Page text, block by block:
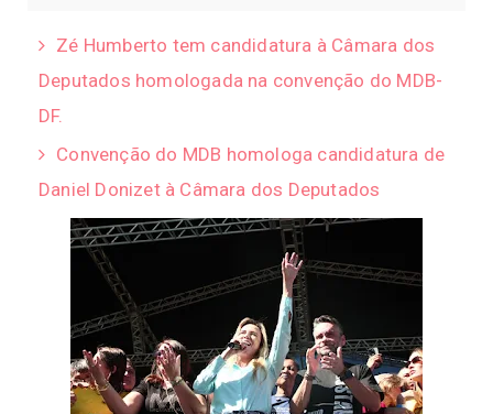
Zé Humberto tem candidatura à Câmara dos
Deputados homologada na convenção do MDB-
DF.
Convenção do MDB homologa candidatura de
Daniel Donizet à Câmara dos Deputados